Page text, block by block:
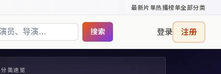
最新片单热播榜单全部分类
搜索 登录 注册
分类速览